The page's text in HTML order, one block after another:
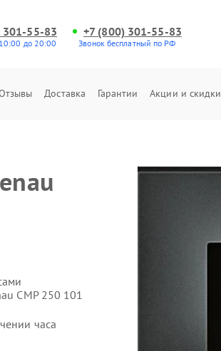
301-55-83
до 20:00
+7 (800) 301-55-83
Звонок бесплатный по РФ
Доставка Гарантии Акции и скидки
CMP 250 101
часа